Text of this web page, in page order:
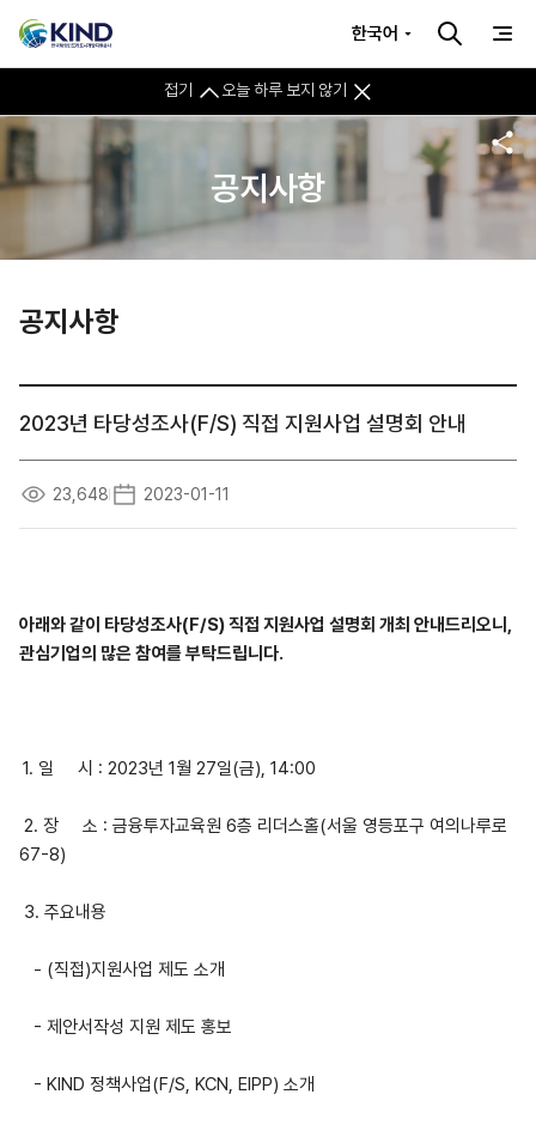
접기 오늘 하루 보지 않기
한국어
공지사항
공지사항
2023년 타당성조사(F/S) 직접 지원사업 설명회 안내
23,648 2023-01-11
아래와 같이 타당성조사(F/S) 직접 지원사업 설명회 개최 안내드리오니,
관심기업의 많은 참여를 부탁드립니다.
1. 일 시 : 2023년 1월 27일(금), 14:00
2. 장 소 : 금융투자교육원 6층 리더스홀(서울 영등포구 여의나루로
67-8)
3. 주요내용
- (직접)지원사업 제도 소개
- 제안서작성 지원 제도 홍보
- KIND 정책사업(F/S, KCN, EIPP) 소개